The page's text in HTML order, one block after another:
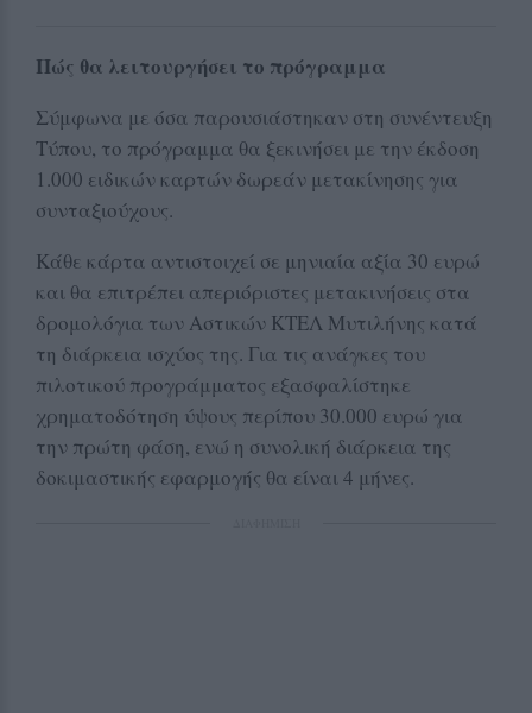
Πώς θα λειτουργήσει το πρόγραμμα
Σύμφωνα με όσα παρουσιάστηκαν στη συνέντευξη
Τύπου, το πρόγραμμα θα ξεκινήσει με την έκδοση
1.000 ειδικών καρτών δωρεάν μετακίνησης για
συνταξιούχους.
Κάθε κάρτα αντιστοιχεί σε μηνιαία αξία 30 ευρώ
και θα επιτρέπει απεριόριστες μετακινήσεις στα
δρομολόγια των Αστικών ΚΤΕΛ Μυτιλήνης κατά
τη διάρκεια ισχύος της. Για τις ανάγκες του
πιλοτικού προγράμματος εξασφαλίστηκε
χρηματοδότηση ύψους περίπου 30.000 ευρώ για
την πρώτη φάση, ενώ η συνολική διάρκεια της
δοκιμαστικής εφαρμογής θα είναι 4 μήνες.